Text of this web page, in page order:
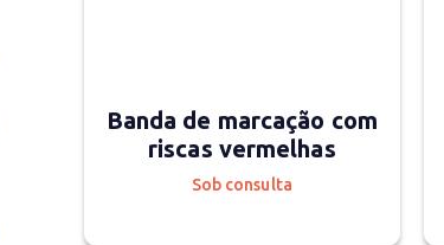
Banda de marcação com
riscas vermelhas
Sob consulta